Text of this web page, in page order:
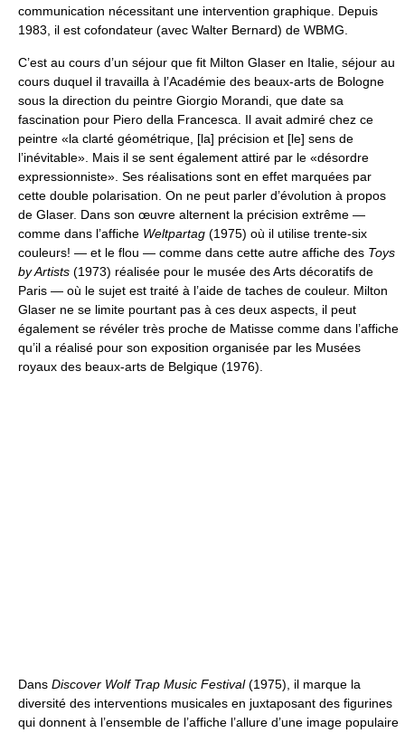
communication nécessitant une intervention graphique. Depuis
1983, il est cofondateur (avec Walter Bernard) de WBMG.
C’est au cours d’un séjour que fit Milton Glaser en Italie, séjour au
cours duquel il travailla à l’Académie des beaux-arts de Bologne
sous la direction du peintre Giorgio Morandi, que date sa
fascination pour Piero della Francesca. Il avait admiré chez ce
peintre «la clarté géométrique, [la] précision et [le] sens de
l’inévitable». Mais il se sent également attiré par le «désordre
expressionniste». Ses réalisations sont en effet marquées par
cette double polarisation. On ne peut parler d’évolution à propos
de Glaser. Dans son œuvre alternent la précision extrême —
comme dans l’affiche Weltpartag (1975) où il utilise trente-six
couleurs! — et le flou — comme dans cette autre affiche des Toys
by Artists (1973) réalisée pour le musée des Arts décoratifs de
Paris — où le sujet est traité à l’aide de taches de couleur. Milton
Glaser ne se limite pourtant pas à ces deux aspects, il peut
également se révéler très proche de Matisse comme dans l’affiche
qu’il a réalisé pour son exposition organisée par les Musées
royaux des beaux-arts de Belgique (1976).
Dans Discover Wolf Trap Music Festival(1975), il marque la
diversité des interventions musicales en juxtaposant des figurines
qui donnent à l’ensemble de l’affiche l’allure d’une image populaire